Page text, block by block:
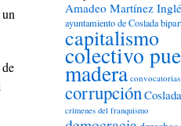
Amadeo Martínez
ayuntamiento de Coslada
capitalismo
colectivo
madera convocatorias
corrupciónCoslada
crímenes del franquismo